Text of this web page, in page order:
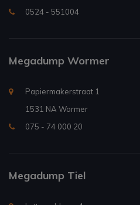
0524 - 551004
Megadump Wormer
Papiermakerstraat 1
1531 NA Wormer
075 - 74 000 20
Megadump Tiel